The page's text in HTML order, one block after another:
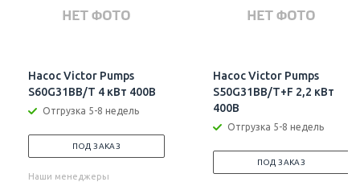
Насос Victor Pumps
S60G31BB/T 4 кВт 400В
Отгрузка 5-8 недель
ПОД ЗАКАЗ
Наши менеджеры
Насос Victor Pumps
S50G31BB/T+F 2,2 кВт
400В
Отгрузка 5-8 недель
ПОД ЗАКАЗ